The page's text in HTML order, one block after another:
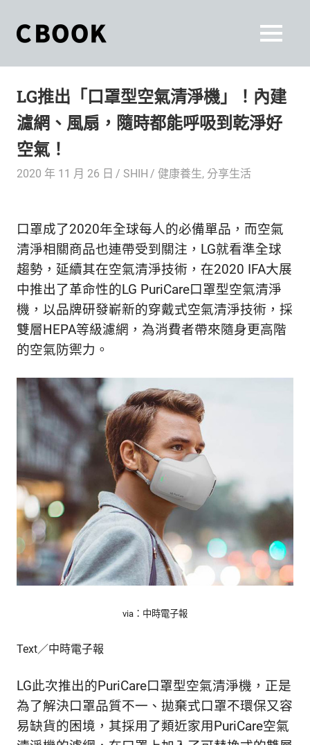
content
和
你
一
起
出
自
己
的
活
態
度
World.」
是
一
本
最
妳
生
活
的
雜
誌。
最
精
采
富
潮
流、
生
活
旅
遊、
兩
性
星
座、
鮮
讓
獨
一
無
MENU
LG推出「口罩型空氣清淨機」！內建
濾網、風扇，隨時都能呼吸到乾淨好
空氣！
2020 年 11 月 26 日 SHIH 健康養生, 分享生活
口罩成了2020年全球每人的必備單品，而空氣
清淨相關商品也連帶受到關注，LG就看準全球
趨勢，延續其在空氣清淨技術，在2020 IFA大展
中推出了革命性的LG PuriCare口罩型空氣清淨
機，以品牌研發嶄新的穿戴式空氣清淨技術，採
雙層HEPA等級濾網，為消費者帶來隨身更高階
的空氣防禦力。
via：中時電子報
Text／中時電子報
LG此次推出的PuriCare口罩型空氣清淨機，正是
為了解決口罩品質不一、拋棄式口罩不環保又容
易缺貨的困境，其採用了類近家用PuriCare空氣